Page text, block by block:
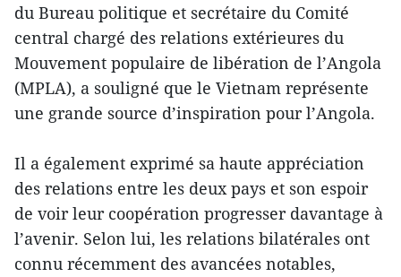
du Bureau politique et secrétaire du Comité
central chargé des relations extérieures du
Mouvement populaire de libération de l’Angola
(MPLA), a souligné que le Vietnam représente
une grande source d’inspiration pour l’Angola.
Il a également exprimé sa haute appréciation
des relations entre les deux pays et son espoir
de voir leur coopération progresser davantage à
l’avenir. Selon lui, les relations bilatérales ont
connu récemment des avancées notables,